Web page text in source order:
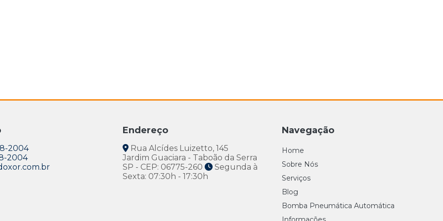
2004
2004
Endereço
Rua Alcídes Luizetto, 145
Jardim Guaciara - Taboão da Serra
SP - CEP: 06775-260
Segunda à
Sexta: 07:30h - 17:30h
Navegação
Home
Sobre Nós
Serviços
Blog
Bomba Pneumática Automática